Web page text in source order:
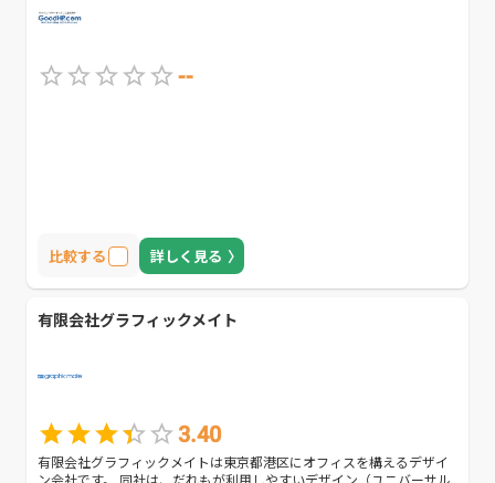
--
比較する 詳しく見る
有限会社グラフィックメイト
3.40
有限会社グラフィックメイトは東京都港区にオフィスを構えるデザイ